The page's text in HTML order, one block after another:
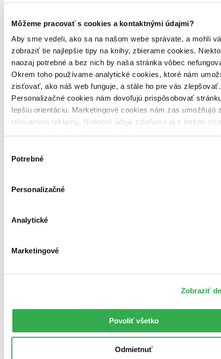
Môžeme pracovať s cookies a kontaktnými údajmi?
Aby sme vedeli, ako sa na našom webe správate, a mohli
zobraziť tie najlepšie tipy na knihy, zbierame cookies.
naozaj potrebné a bez nich by naša stránka vôbec
Okrem toho používame analytické cookies, ktoré nám
zisťovať, ako náš web funguje, a stále ho pre vás zlepšovať.
Personalizačné cookies nám dovoľujú prispôsobovať
lepšiu orientáciu. Marketingové cookies nám zas umožňujú
relevantnej reklamy. Niektoré údaje zdieľame aj s tretími
súhlasu
Potrebné
Personalizačné
Analytické
Marketingové
Zobraziť
Povoliť všetko
Odmietnuť
Túto knihu máme síce aktuálne na sklade, máme však už iba
Dodanie ďalších môže trvať dlhšie, zvyčajne do piatich dní.
18,60 €
Vložiť do košíka